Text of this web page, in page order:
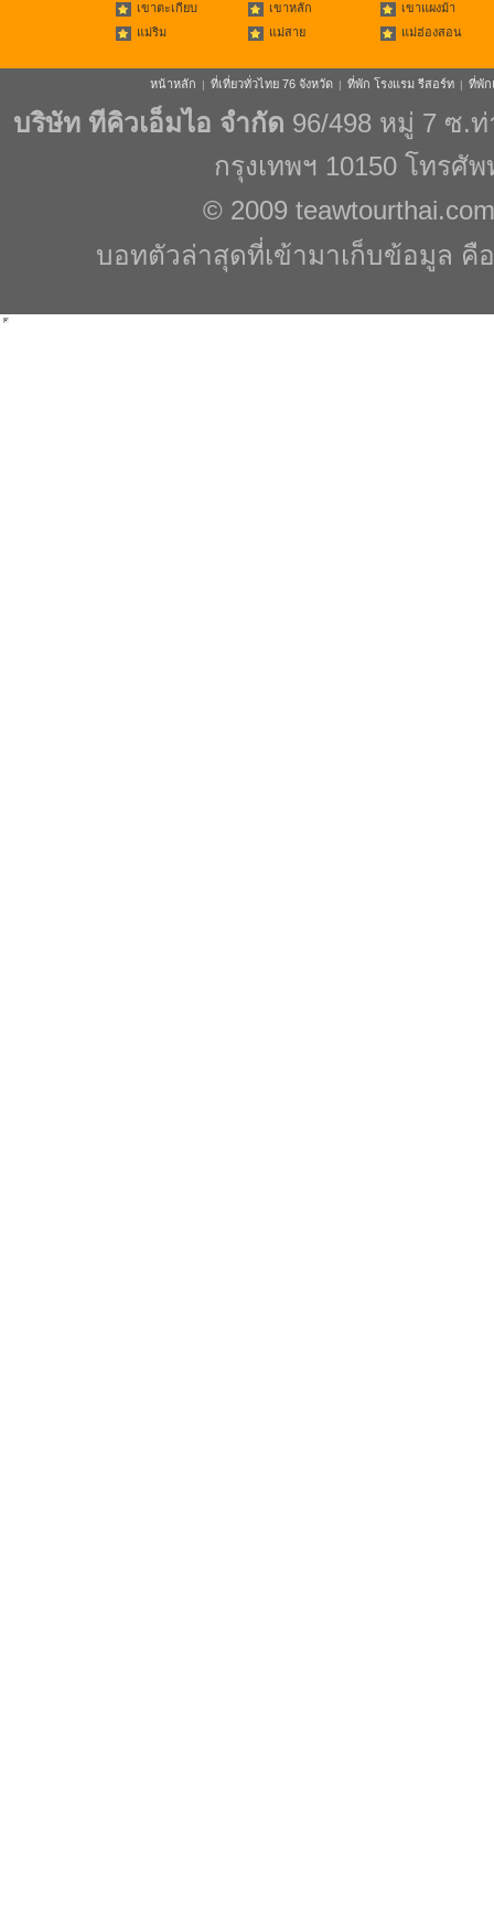
เขาตะเกียบ
เขาหลัก
เขาแผงม้า
แม่ริม
แม่สาย แม่ฮ่องสอน
หน้าหลัก | ที่เที่ยวทั่วไทย 76 จังหวัด | ที่พัก โรงแรม รีสอร์ท | ที่พัก
บริษัท ทีคิวเอ็มไอ จำกัด 96/498 หมู่ 7 ซ.
กรุงเทพฯ 10150 โทรศั
© 2009 teawtourthai.com
บอทตัวล่าสุดที่เข้ามาเก็บข้อมูล คือ